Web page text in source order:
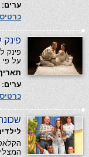
ערים:
פינק
פינק
על פי
ערים:
לילדים 7-